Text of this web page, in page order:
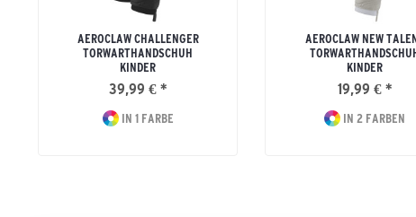
AEROCLAW CHALLENGER
TORWARTHANDSCHUH
KINDER
39,99 € *
IN 1 FARBE
AEROCLAW NEW
KINDER
19,99 € *
IN 2 FARBEN